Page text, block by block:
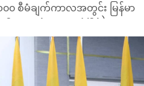
၀ စီမံချက်ကာလအတွင်း မြန်မာ
Agency–MSA) က
ပ်ငန်းများ အပ်နှံခြင်းနှင့်
းကို ယနေ့နံနက်ပိုင်းတွင်
မြန်မာအာကာသအေဂျင်စီ၌
င်းအောင်လှိုင် တက်ရောက်၍